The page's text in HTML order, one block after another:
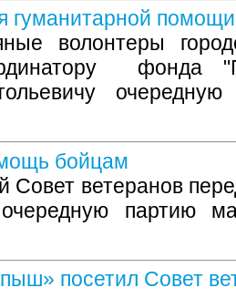
гуманитарной помощи
волонтеры
фонда
бойцам
Совет ветеранов
партию
посетил Совет